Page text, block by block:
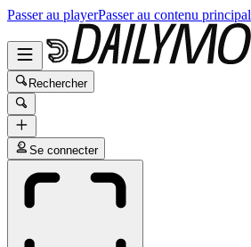
Passer au playerPasser au contenu principal
Rechercher
Se connecter